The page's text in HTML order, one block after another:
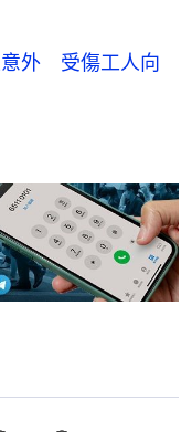
意外 受傷工人向